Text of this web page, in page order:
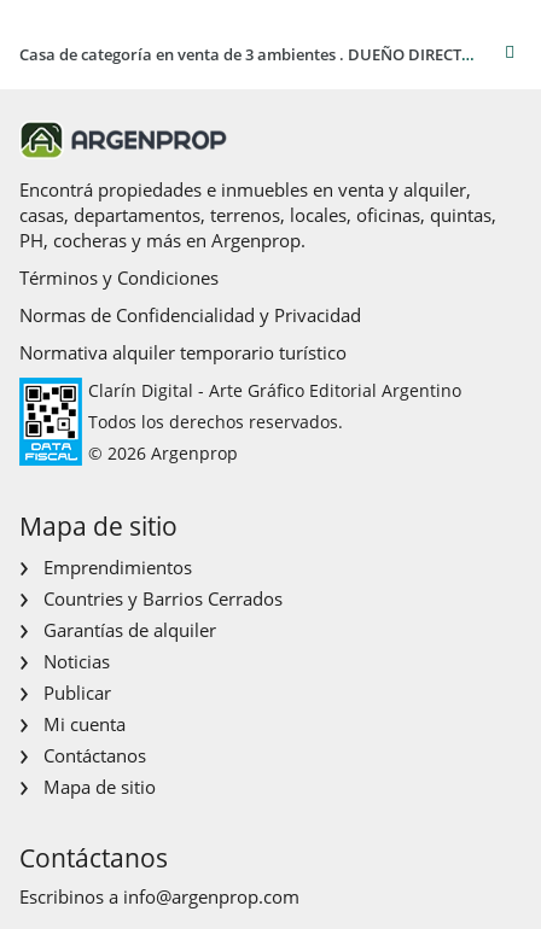
Casa de categoría en venta de 3 ambientes . DUEÑO DIRECTO .En obra . Costa Del Este
Encontrá propiedades e inmuebles en venta y alquiler,
casas, departamentos, terrenos, locales, oficinas, quintas,
PH, cocheras y más en Argenprop.
Términos y Condiciones
Normas de Confidencialidad y Privacidad
Normativa alquiler temporario turístico
Clarín Digital - Arte Gráfico Editorial Argentino
Todos los derechos reservados.
© 2026 Argenprop
Mapa de sitio
Emprendimientos
Countries y Barrios Cerrados
Garantías de alquiler
Noticias
Publicar
Mi cuenta
Contáctanos
Mapa de sitio
Contáctanos
Escribinos a info@argenprop.com